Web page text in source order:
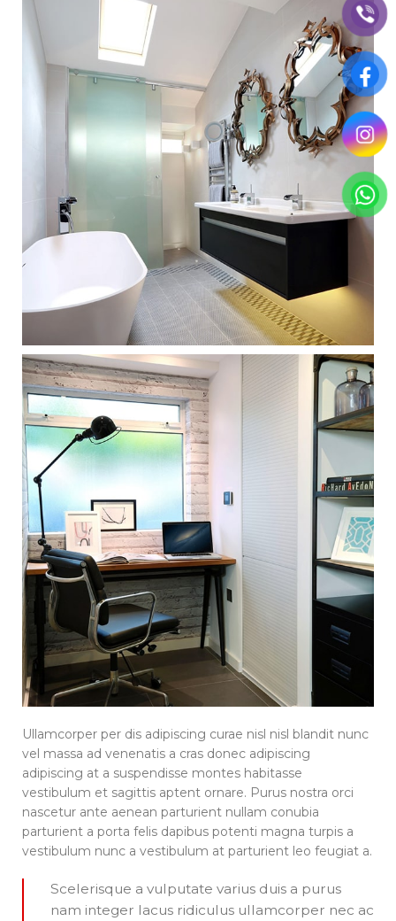
Ullamcorper per dis adipiscing curae nisl nisl blandit nunc
vel massa ad venenatis a cras donec adipiscing
adipiscing at a suspendisse montes habitasse
vestibulum et sagittis aptent ornare. Purus nostra orci
nascetur ante aenean parturient nullam conubia
parturient a porta felis dapibus potenti magna turpis a
vestibulum nunc a vestibulum at parturient leo feugiat a.
Scelerisque a vulputate varius duis a purus
nam integer lacus ridiculus ullamcorper nec ac